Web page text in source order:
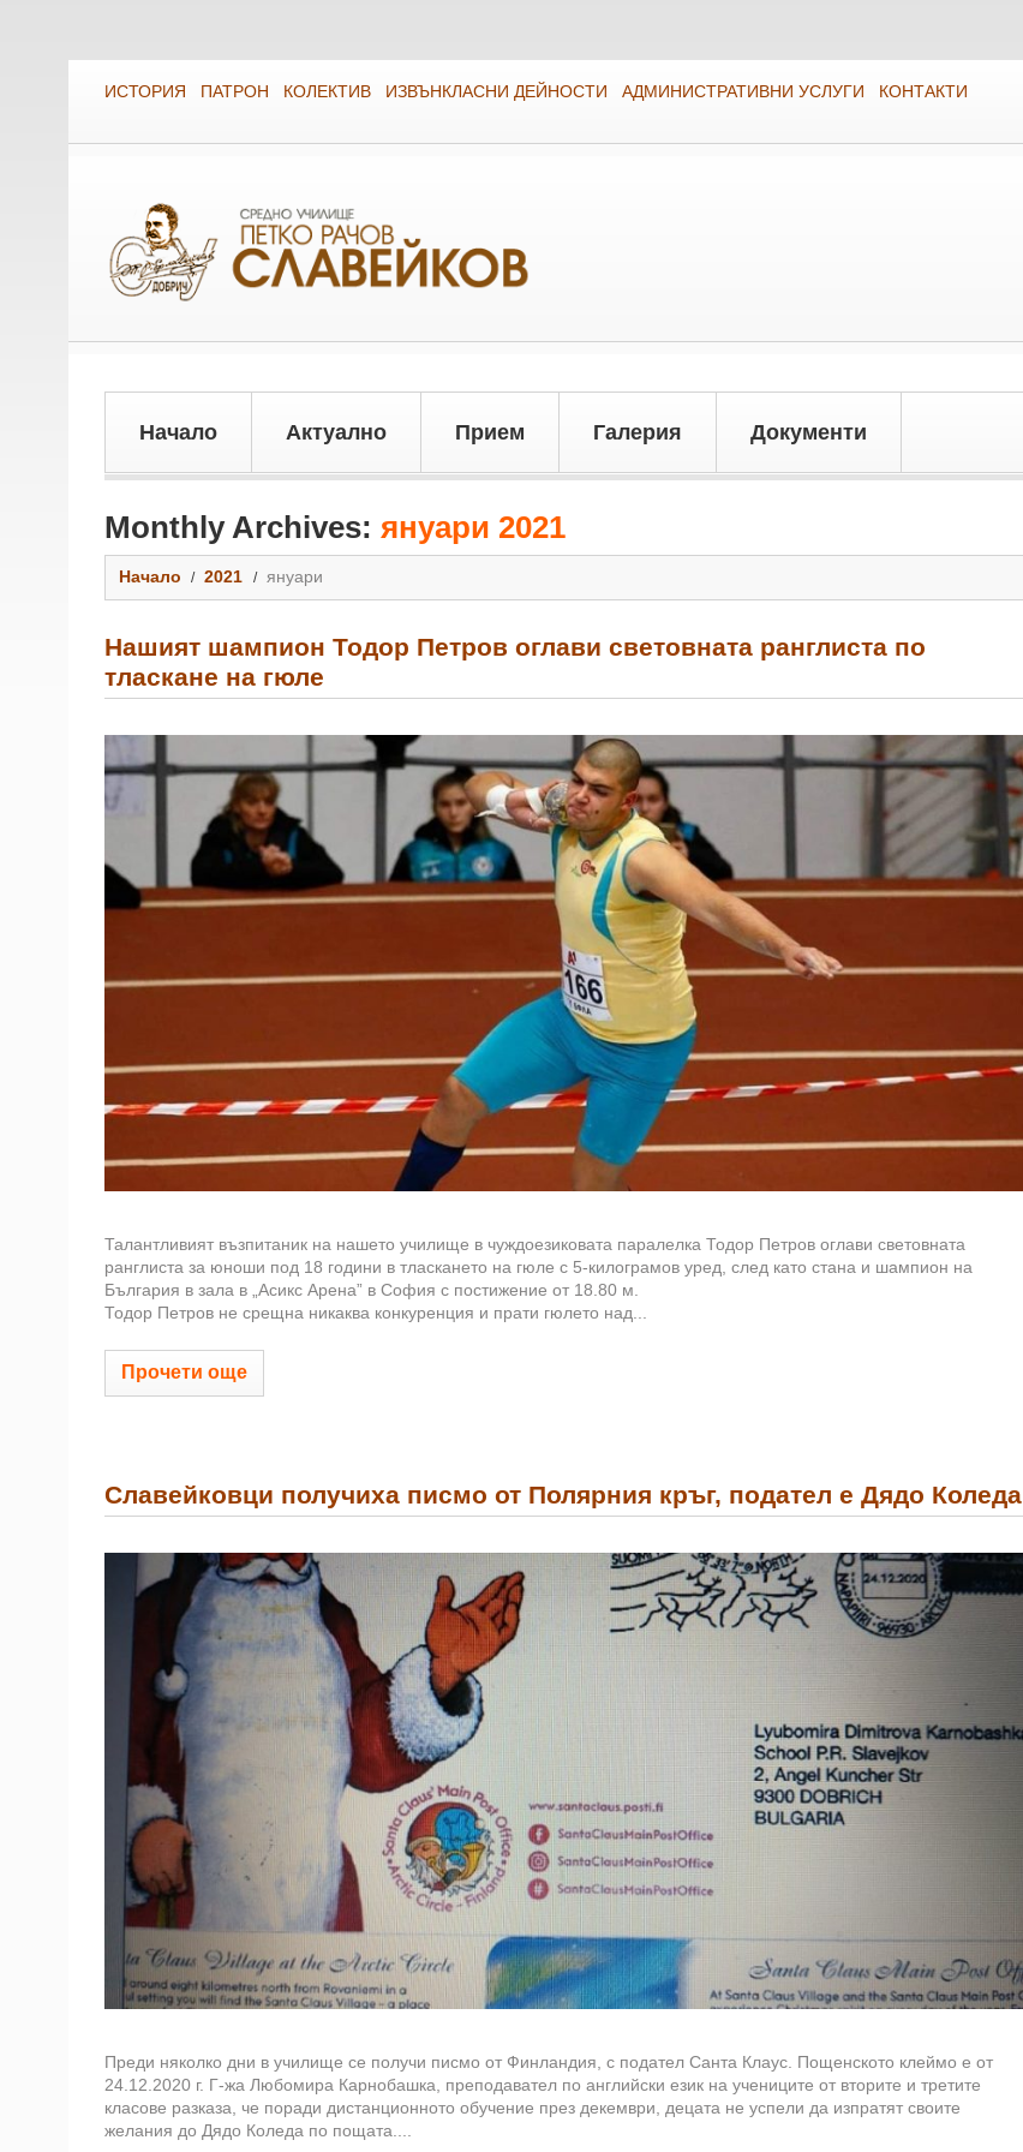
ИСТОРИЯ ПАТРОН КОЛЕКТИВ ИЗВЪНКЛАСНИ ДЕЙНОСТИ АДМИНИСТРАТИВНИ УСЛУГИ КОНТАКТИ
Начало Актуално Прием Галерия Документи
Monthly Archives: януари 2021
Начало 2021 януари
Нашият шампион Тодор Петров оглави световната ранглиста по
тласкане на гюле
Талантливият възпитаник на нашето училище в чуждоезиковата паралелка Тодор Петров оглави световната
ранглиста за юноши под 18 години в тласкането на гюле с 5-килограмов уред, след като стана и шампион на
България в зала в „Асикс Арена” в София с постижение от 18.80 м.
Тодор Петров не срещна никаква конкуренция и прати гюлето над...
Прочети още
Славейковци получиха писмо от Полярния кръг, подател е Дядо Коледа
Преди няколко дни в училище се получи писмо от Финландия, с подател Санта Клаус. Пощенското клеймо е от
24.12.2020 г. Г-жа Любомира Карнобашка, преподавател по английски език на учениците от вторите и третите
класове разказа, че поради дистанционното обучение през декември, децата не успели да изпратят своите
желания до Дядо Коледа по пощата....